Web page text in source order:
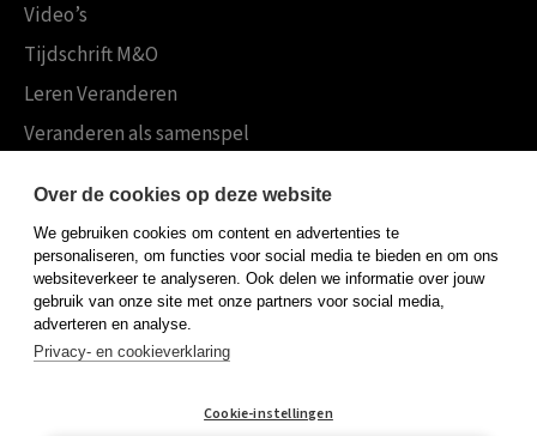
Video’s
Tijdschrift M&O
Leren Veranderen
Veranderen als samenspel
Koninklijke Boom uitgevers
Boom Psychologie
Boom Hoger Onderwijs
Over de cookies op deze website
We gebruiken cookies om content en advertenties te
personaliseren, om functies voor social media te bieden en om ons
websiteverkeer te analyseren. Ook delen we informatie over jouw
gebruik van onze site met onze partners voor social media,
adverteren en analyse.
Privacy- en cookieverklaring
Cookie-instellingen